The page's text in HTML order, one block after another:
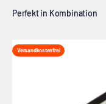
Versandkostenfrei